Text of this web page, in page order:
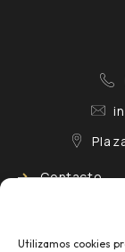
Utilizamos cookies
Contacto